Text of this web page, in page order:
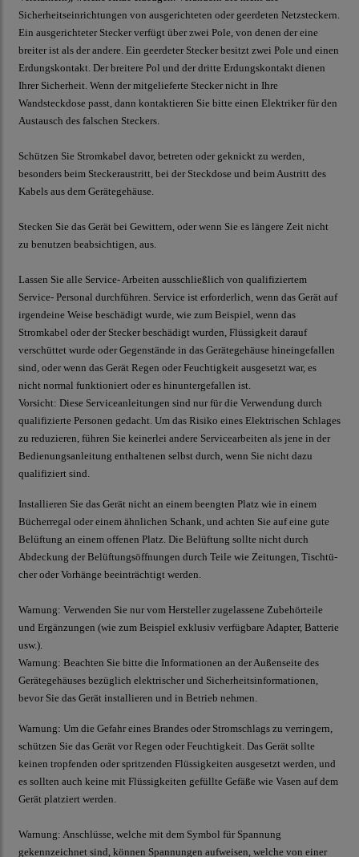
Sicherheitseinrichtungen von ausgerichteten oder geerdeten Netzsteckern.
Ein ausgerichteter Stecker verfügt über zwei Pole, von denen der eine
breiter ist als der andere. Ein geerdeter Stecker besitzt zwei Pole und einen
Erdungskontakt. Der breitere Pol und der dritte Erdungskontakt dienen
Ihrer Sicherheit. Wenn der mitgelieferte Stecker nicht in Ihre
Wandsteckdose passt, dann kontaktieren Sie bitte einen Elektriker für den
Austausch des falschen Steckers.
Schützen Sie Stromkabel davor, betreten oder geknickt zu werden,
besonders beim Steckeraustritt, bei der Steckdose und beim Austritt des
Kabels aus dem Gerätegehäuse.
Stecken Sie das Gerät bei Gewittern, oder wenn Sie es längere Zeit nicht
zu benutzen beabsichtigen, aus.
Lassen Sie alle Service- Arbeiten ausschließlich von qualifiziertem
Service- Personal durchführen. Service ist erforderlich, wenn das Gerät auf
irgendeine Weise beschädigt wurde, wie zum Beispiel, wenn das
Stromkabel oder der Stecker beschädigt wurden, Flüssigkeit darauf
verschüttet wurde oder Gegenstände in das Gerätegehäuse hineingefallen
sind, oder wenn das Gerät Regen oder Feuchtigkeit ausgesetzt war, es
nicht normal funktioniert oder es hinuntergefallen ist.
Vorsicht: Diese Serviceanleitungen sind nur für die Verwendung durch
qualifizierte Personen gedacht. Um das Risiko eines Elektrischen Schlages
zu reduzieren, führen Sie keinerlei andere Servicearbeiten als jene in der
Bedienungsanleitung enthaltenen selbst durch, wenn Sie nicht dazu
qualifiziert sind.
Installieren Sie das Gerät nicht an einem beengten Platz wie in einem
Bücherregal oder einem ähnlichen Schank, und achten Sie auf eine gute
Belüftung an einem offenen Platz. Die Belüftung sollte nicht durch
Abdeckung der Belüftungsöffnungen durch Teile wie Zeitungen, Tischtü-
cher oder Vorhänge beeinträchtigt werden.
Warnung: Verwenden Sie nur vom Hersteller zugelassene Zubehörteile
und Ergänzungen (wie zum Beispiel exklusiv verfügbare Adapter, Batterie
usw.).
Warnung: Beachten Sie bitte die Informationen an der Außenseite des
Gerätegehäuses bezüglich elektrischer und Sicherheitsinformationen,
bevor Sie das Gerät installieren und in Betrieb nehmen.
Warnung: Um die Gefahr eines Brandes oder Stromschlags zu verringern,
schützen Sie das Gerät vor Regen oder Feuchtigkeit. Das Gerät sollte
keinen tropfenden oder spritzenden Flüssigkeiten ausgesetzt werden, und
es sollten auch keine mit Flüssigkeiten gefüllte Gefäße wie Vasen auf dem
Gerät platziert werden.
Warnung: Anschlüsse, welche mit dem Symbol für Spannung
gekennzeichnet sind, können Spannungen aufweisen, welche von einer